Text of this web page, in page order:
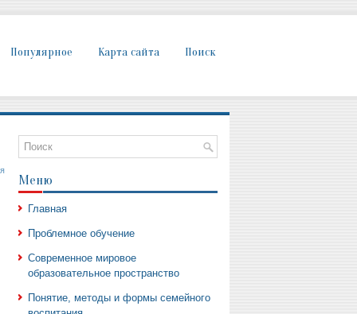
Популярное Карта сайта Поиск
Меню
Главная
Проблемное обучение
Современное мировое
образовательное пространство
Понятие, методы и формы семейного